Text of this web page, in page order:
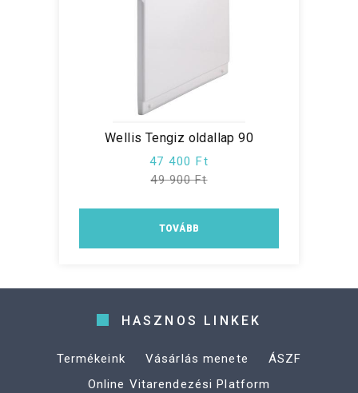
Wellis Tengiz oldallap 90
47 400 Ft
49 900 Ft
TOVÁBB
HASZNOS LINKEK
Termékeink Vásárlás menete
ÁSZF
Online Vitarendezési Platform